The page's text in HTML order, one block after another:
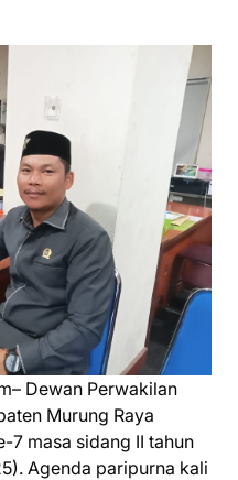
Dewan Perwakilan
Murung Raya
7 masa sidang II tahun
Agenda paripurna kali